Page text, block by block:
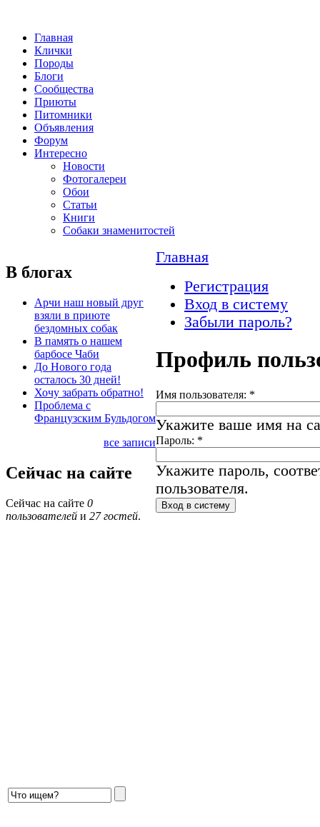
Главная
Клички
Породы
Блоги
Сообщества
Приюты
Питомники
Объявления
Форум
Интересно
Новости
Фотогалереи
Обои
Статьи
Книги
Собаки знаменитостей
В блогах
Арчи наш новый друг
взяли в приюте
бездомных собак
В память о нашем
барбосе Чаби
До Нового года
осталось 30 дней!
Хочу забрать обратно!
Проблема с
Французским Бульдогом
все записи
Сейчас на сайте
Сейчас на сайте 0
пользователей и 27 гостей.
Главная
Регистрация
Вход в систему
Забыли пароль?
Профиль
Имя пользователя: *
Укажите ваше имя на
Пароль: *
Укажите пароль,
пользователя.